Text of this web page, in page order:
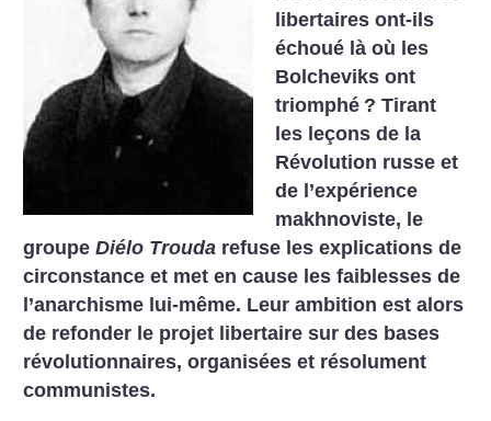
libertaires ont-ils
échoué là où les
Bolcheviks ont
triomphé ? Tirant
les leçons de la
Révolution russe et
de l’expérience
makhnoviste, le
groupeDiélo Trouda refuse les explications de
circonstance et met en cause les faiblesses de
l’anarchisme lui-même. Leur ambition est alors
de refonder le projet libertaire sur des bases
révolutionnaires, organisées et résolument
communistes.